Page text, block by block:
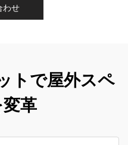
わせ
トで屋外スペ
革